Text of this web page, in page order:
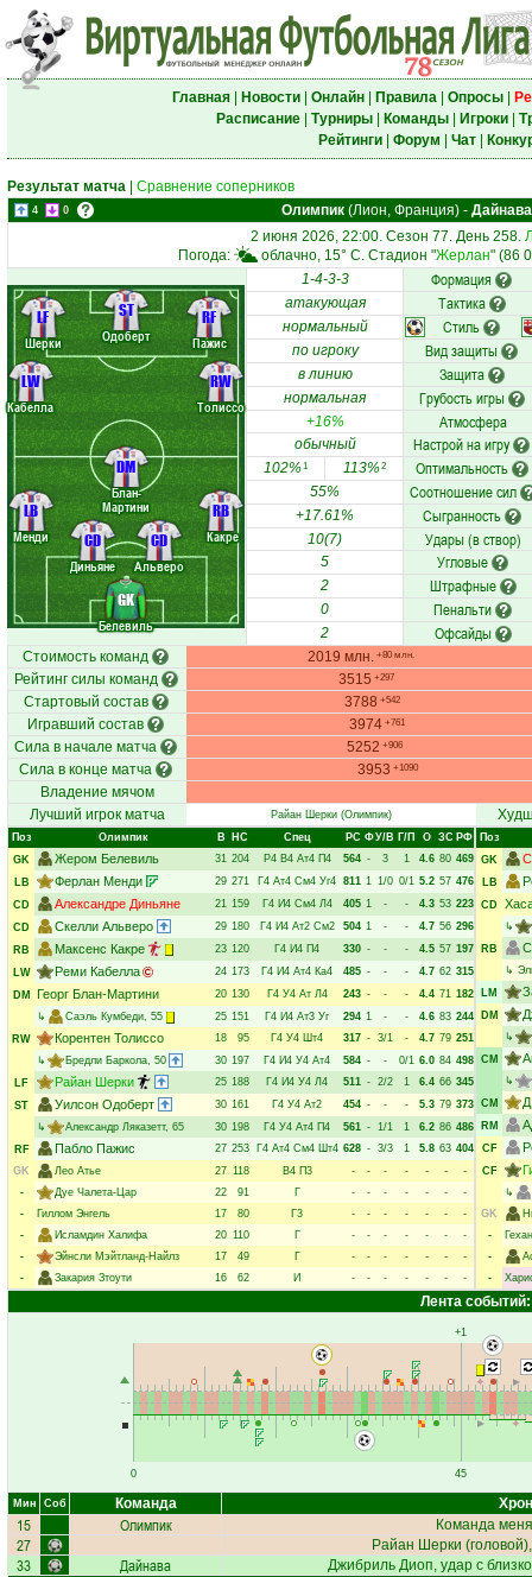
Главная| Новости| Онлайн| Правила| Опросы|
Расписание| Турниры| Команды| Игроки|
Рейтинги| Форум Чат|
Результат матча Сравнение соперников
4 0 Олимпик (Лион, Франция) - Дайнава
2 июня 2026, 22:00. Сезон 77. День 258.
Погода:
облачно, 15° C. Стадион "Жерлан" (86
Белевиль
Менди
Диньяне
Альверо
Какре
Кабелла
Блан-
Мартини
Толиссо
Шерки Одоберт Пажис
GK
LB
CD
CD
RB
LW
DM
RW
LF ST RF
1-4-3-3 Формация
атакующая Тактика
нормальный Стиль
по игроку Вид защиты
в линию Защита
нормальная Грубость игры
+16% Атмосфера
обычный Настрой на игру
102%1 113%2 Оптимальность
55% Соотношение сил
+17.61% Сыгранность
10(7) Удары (в створ)
5 Угловые
2 Штрафные
0 Пенальти
2 Офсайды
Стоимость команд 2019 млн. +80 млн.
Рейтинг силы команд 3515 +297
Стартовый состав 3788 +542
Игравший состав 3974 +761
Сила в начале матча 5252 +906
Сила в конце матча 3953 +1090
Владение мячом
Лучший игрок матча
Райан Шерки (Олимпик)
Поз Олимпик В НC Спец РC ФУ/В Г/П О ЗС РФ
GK
Жером Белевиль 31 204 Р4 В4 Ат4 П4 564 - 3 1 4.6 80 469
LB
Ферлан Менди 29 271 Г4 Ат4 См4 Уг4 811 1 1/0 0/1 5.2 57 476
CD
Александре Диньяне 21 159 Г4 И4 См4 Л4 405 1 - - 4.3 53 223
CD
Скелли Альверо 29 180 Г4 И4 Ат2 См2 504 1 - - 4.7 56 296
RB
Максенс Какре 23 120 Г4 И4 П4 330 - - - 4.5 57 197
LW
Реми Кабелла 24 173 Г4 И4 Ат4 Ка4 485 - - - 4.7 62 315
DM
Георг Блан-Мартини 20 130 Г4 У4 Ат Л4 243 - - - 4.4 71 182
↳
Саэль Кумбеди, 55 25 151 Г4 И4 Ат3 Уг 294 1 - - 4.6 83 244
RW
Корентен Толиссо 18 95 Г4 У4 Шт4 317 - 3/1 - 4.7 79 251
↳
Бредли Баркола, 50 30 197 Г4 И4 У4 Ат4 584 - - 0/1 6.0 84 498
LF
Райан Шерки 25 188 Г4 И4 У4 Л4 511 - 2/2 1 6.4 66 345
ST
Уилсон Одоберт 30 161 Г4 У4 Ат2 454 - - - 5.3 79 373
↳
Александр Ляказетт, 65 30 198 Г4 У4 Ат4 П4 561 - 1/1 1 6.2 86 486
RF
Пабло Пажис 27 253 Г4 Ат4 См4 Шт4 628 - 3/3 1 5.8 63 404
GK
Лео Атье 27 118 В4 П3 - - - - - -
-
-
Дуе Чалета-Цар 22 91 Г - - - - - -
-
-
Гиллом Энгель 17 80 Г3 - - - - - -
-
-
Исламдин Халифа 20 110 Г - - - - - -
-
-
Эйнсли Мэйтланд-Найлз 17 49 Г - - - - - -
-
-
Закария Зтоути 16 62 И - - - - - - -
Поз
GK
LB
CD
↳
RB
↳
LM
DM
↳
CM
↳
CM
RM
CF
CF
↳
GK
-
-
-
Лента событий:
0
+1
45
Мин Соб Команда
15 Олимпик Команда
27 Райан Шерки
33 Дайнава Джибриль Диоп, удар с